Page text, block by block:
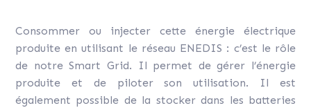
Consommer ou injecter cette énergie électrique
produite en utilisant le réseau ENEDIS : c’est le rôle
de notre Smart Grid. Il permet de gérer l’énergie
produite et de piloter son utilisation. Il est
également possible de la stocker dans les batteries